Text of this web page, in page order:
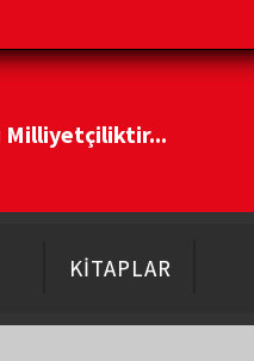
Milliyetçiliktir...
KİTAPLAR